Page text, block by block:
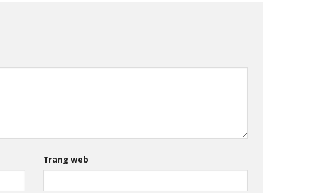
Trang web